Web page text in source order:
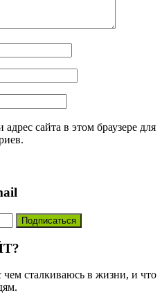
сайта в этом браузере для
сталкиваюсь в жизни, и что